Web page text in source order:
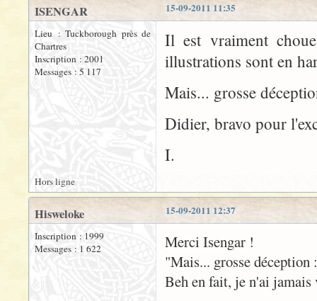
15-09-2011 11:35
ISENGAR
Lieu : Tuckborough près de
Chartres
Inscription : 2001
Messages : 5 117
Il est vraiment
illustrations sont en
Mais... grosse
Didier, bravo pour
I.
Hors ligne
15-09-2011 12:37
Hisweloke
Inscription : 1999
Messages : 1 622
Merci Isengar !
"Mais... grosse déception
Beh en fait, je n'ai